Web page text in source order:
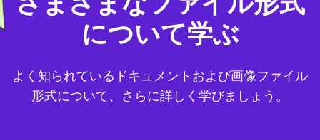
について学ぶ
よく知られているドキュメントおよび画像ファイル
形式について、さらに詳しく学びましょう。